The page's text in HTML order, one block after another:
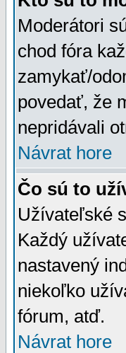
Moderátori
chod fóra
zamykať/
povedať, že
nepridávali
Návrat hore
Čo sú to
Užívateľské
Každý
nastavený
niekoľko
fórum, atď.
Návrat hore